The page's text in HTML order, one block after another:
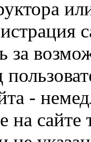
за
-
на сайте